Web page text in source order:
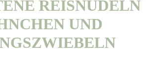
REISNUDELN
UND